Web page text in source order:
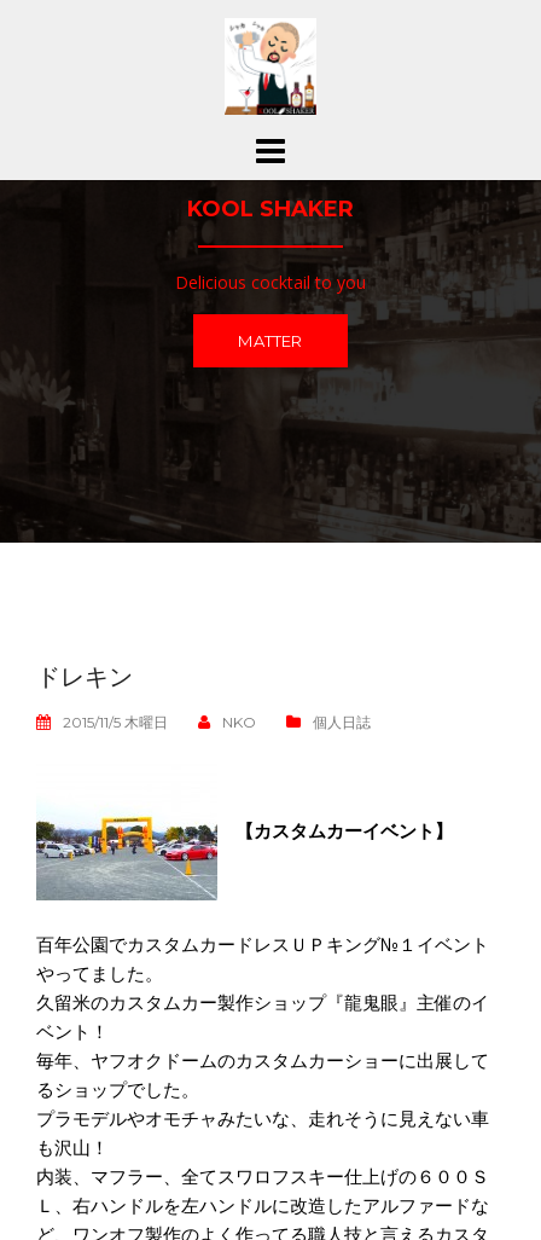
ス
KOOL SHAKER
Delicious cocktail to you
MATTER
ドレキン
2015/11/5 木曜日 NKO 個人日誌
【カスタムカーイベント】
百年公園でカスタムカードレスＵＰキング№１イベント
やってました。
久留米のカスタムカー製作ショップ『龍鬼眼』主催のイ
ベント！
毎年、ヤフオクドームのカスタムカーショーに出展して
るショップでした。
プラモデルやオモチャみたいな、走れそうに見えない車
も沢山！
内装、マフラー、全てスワロフスキー仕上げの６００Ｓ
Ｌ、右ハンドルを左ハンドルに改造したアルファードな
ど、ワンオフ製作のよく作ってる職人技と言えるカスタ